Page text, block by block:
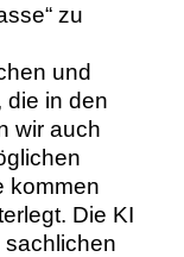
zu
und
die in den
wir auch
kommen
Die KI
sachlichen